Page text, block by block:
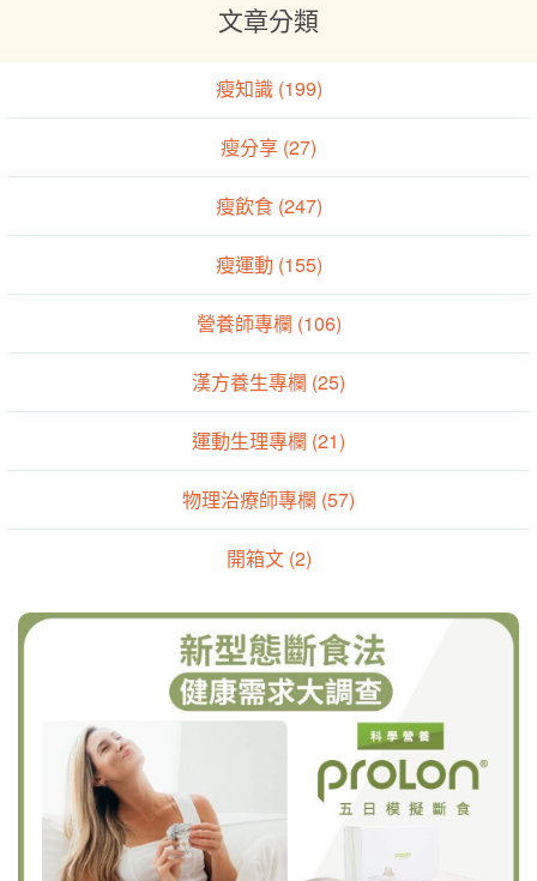
文章分類
瘦知識 (199)
瘦分享 (27)
瘦飲食 (247)
瘦運動 (155)
營養師專欄 (106)
漢方養生專欄 (25)
運動生理專欄 (21)
物理治療師專欄 (57)
開箱文 (2)